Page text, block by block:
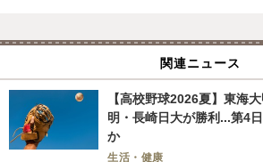
関連ニュース
【高校野球2026夏】東海
明・長崎日大が勝利...第4
か
生活・健康